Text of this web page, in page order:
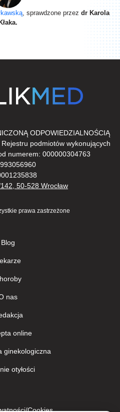
, sprawdzone przez dr Karola
Kłaka.
ODPOWIEDZIALNOŚCIĄ
podmiotów wykonujących
numerem: 000000304763
50-528 Wrocław
prawa zastrzeżone
Blog
nas
online
ginekologiczna
otyłości
Сookies